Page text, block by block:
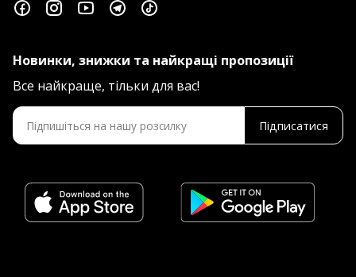
Новинки, знижки та найкращі пропозиції
Все найкраще, тільки для вас!
Підписатися